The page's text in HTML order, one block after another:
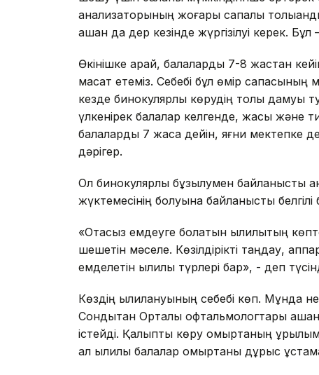
анализаторының жоғары сапалы
қашан да дер кезінде жүргізілуі керек.
Өкінішке қарай, балаларды 7-8 жастан
мақсат етеміз. Себебі бұл өмір
кезде бинокулярлық көрудің толық
үлкенірек балалар келгенде, жақсы және
балаларды 7 жасқа дейін, яғни мектепке
дәрігер.
Ол бинокулярлық бұзылумен байланысты
жүктемесінің болуына байланысты
«Отасыз емдеуге болатын қылилықтың
шешетін мәселе. Көзілдірікті таңдау,
емделетін қылилық түрлері бар», - деп
Көздің қылилануының себебі көп. Мұнда
Сондықтан Орталық офтальмологтары
істейді. Қалыпты көру омыртқаның
ал қылилық балалар омыртқаны дұрыс